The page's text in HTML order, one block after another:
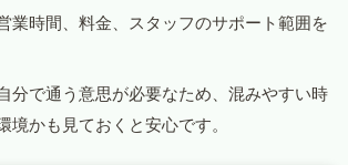
業時間、料金、スタッフのサポート範囲を
分で通う意思が必要なため、混みやすい時
境かも見ておくと安心です。